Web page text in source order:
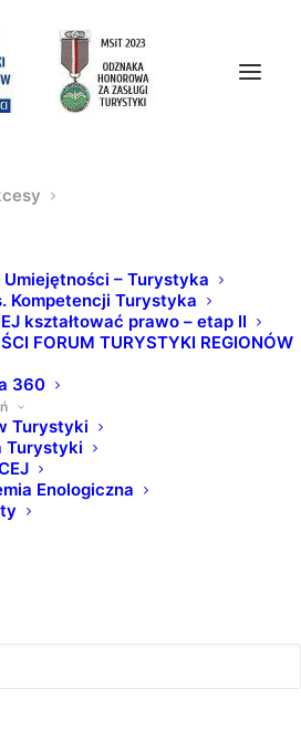
– Turystyka
Kompetencji Turystyka
kształtować prawo – etap II
FORUM TURYSTYKI REGIONÓW
360
Turystyki
Turystyki
Enologiczna
się w przeszłości.